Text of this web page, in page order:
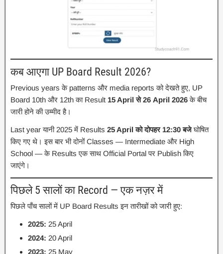
कब आएगा UP Board Result 2026?
Previous years के patterns और media reports को देखते हुए, UP
Board 10th और 12th का Result 15 April से 26 April 2026के बीच
जारी होने की उम्मीद है।
Last year यानी 2025 में Results 25 April को दोपहर 12:30 बजेघोषित
किए गए थे। इस बार भी दोनों Classes — Intermediate और High
School — के Results एक साथ Official Portal पर Publish किए
जाएंगे।
पिछले 5 सालों का Record — एक नज़र में
पिछले पाँच सालों में UP Board Results इन तारीखों को जारी हुए:
2025: 25 April
2024: 20 April
2023: 25 May